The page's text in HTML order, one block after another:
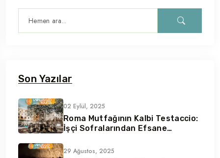
Son Yazılar
02 Eylül, 2025
Roma Mutfağının Kalbi Testaccio:
İşçi Sofralarından Efsane
29 Ağustos, 2025